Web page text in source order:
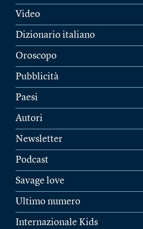
Video
Dizionario italiano
Oroscopo
Pubblicità
Paesi
Autori
Newsletter
Podcast
Savage love
Ultimo numero
Internazionale Kids